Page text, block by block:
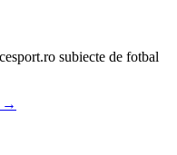
subiecte de fotbal
→